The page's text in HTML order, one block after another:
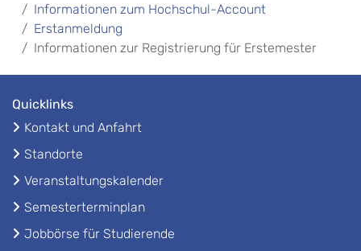
Informationen zum Hochschul-Account
Erstanmeldung
Informationen zur Registrierung für Erstemester
Quicklinks
Kontakt und Anfahrt
Standorte
Veranstaltungskalender
Semesterterminplan
Jobbörse für Studierende